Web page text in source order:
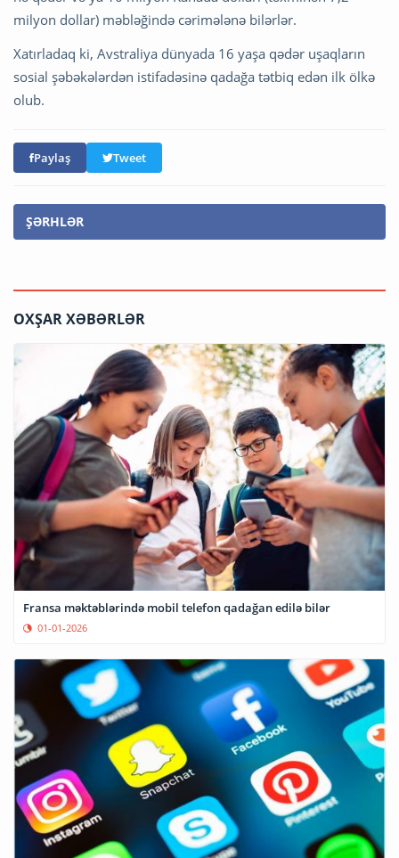
milyon dollar) məbləğində cərimələnə bilərlər.
Xatırladaq ki, Avstraliya dünyada 16 yaşa qədər uşaqların
sosial şəbəkələrdən istifadəsinə qadağa tətbiq edən ilk ölkə
olub.
Paylaş Tweet
ŞƏRHLƏR
OXŞAR XƏBƏRLƏR
Fransa məktəblərində mobil telefon qadağan edilə bilər
01-01-2026